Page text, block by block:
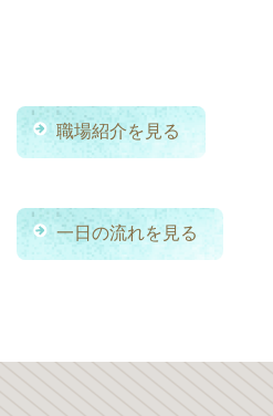
職場紹介を見る
一日の流れを見る